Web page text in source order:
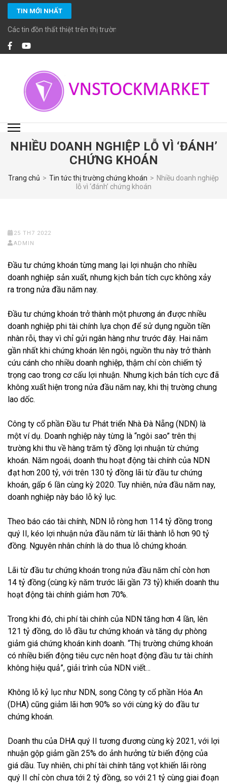
Bỏ
qua
nội
TIN MỚI NHẤT
Các tin đồn thất thiệt trên thị trường chứng khoán
VNSTOCKMARKET
chuyên viên đầu tư chứng khoán cao cấp CFA, MBA… giàu kinh nghiệm và
đặc biệt cam kết tuân thủ các chuẩn mực đầu tư, tiêu chuẩn đạo đức cao
trong nghề nghiệp.
NHIỀU DOANH NGHIỆP LỖ VÌ ‘ĐÁNH’
CHỨNG KHOÁN
Trang chủ > Tin tức thị trường chứng khoán > Nhiều doanh nghiệp
lỗ vì ‘đánh’ chứng khoán
25 TH7 2022
ADMIN
Đầu tư chứng khoán từng mang lại lợi nhuận cho nhiều
doanh nghiệp sản xuất, nhưng kịch bản tích cực không xảy
ra trong nửa đầu năm nay.
Đầu tư chứng khoán trở thành một phương án được nhiều
doanh nghiệp phi tài chính lựa chọn để sử dụng nguồn tiền
nhàn rỗi, thay vì chỉ gửi ngân hàng như trước đây. Hai năm
gần nhất khi chứng khoán lên ngôi, nguồn thu này trở thành
cứu cánh cho nhiều doanh nghiệp, thậm chí còn chiếm tỷ
trọng cao trong cơ cấu lợi nhuận. Nhưng kịch bản tích cực đã
không xuất hiện trong nửa đầu năm nay, khi thị trường chung
lao dốc.
Công ty cổ phần Đầu tư Phát triển Nhà Đà Nẵng (NDN) là
một ví dụ. Doanh nghiệp này từng là “ngôi sao” trên thị
trường khi thu về hàng trăm tỷ đồng lợi nhuận từ chứng
khoán. Năm ngoái, doanh thu hoạt động tài chính của NDN
đạt hơn 200 tỷ, với trên 130 tỷ đồng lãi từ đầu tư chứng
khoán, gấp 6 lần cùng kỳ 2020. Tuy nhiên, nửa đầu năm nay,
doanh nghiệp này báo lỗ kỷ lục.
Theo báo cáo tài chính, NDN lỗ ròng hơn 114 tỷ đồng trong
quý II, kéo lợi nhuận nửa đầu năm từ lãi thành lỗ hơn 90 tỷ
đồng. Nguyên nhân chính là do thua lỗ chứng khoán.
Lãi từ đầu tư chứng khoán trong nửa đầu năm chỉ còn hơn
14 tỷ đồng (cùng kỳ năm trước lãi gần 73 tỷ) khiến doanh thu
hoạt động tài chính giảm hơn 70%.
Trong khi đó, chi phí tài chính của NDN tăng hơn 4 lần, lên
121 tỷ đồng, do lỗ đầu tư chứng khoán và tăng dự phòng
giảm giá chứng khoán kinh doanh. “Thị trường chứng khoán
có nhiều biến động tiêu cực nên hoạt động đầu tư tài chính
không hiệu quả”, giải trình của NDN viết…
Không lỗ kỷ lục như NDN, song Công ty cổ phần Hóa An
(DHA) cũng giảm lãi hơn 90% so với cùng kỳ do đầu tư
chứng khoán.
Doanh thu của DHA quý II tương đương cùng kỳ 2021, với lợi
nhuận gộp giảm gần 25% do ảnh hưởng từ biến động của
giá dầu. Tuy nhiên, chi phí tài chính tăng vọt khiến lãi ròng
quý II chỉ còn chưa tới 2 tỷ đồng, so với 21 tỷ cùng giai đoạn